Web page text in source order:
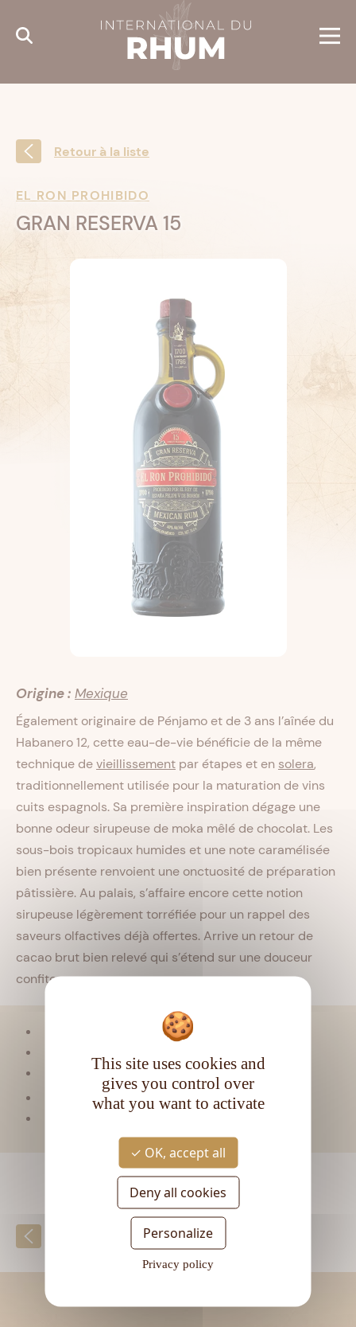
Retour à la liste
EL RON PROHIBIDO
GRAN RESERVA 15
Origine : Mexique
Également originaire de Pénjamo et de 3 ans l’aînée du
Habanero 12, cette eau-de-vie bénéficie de la même
technique devieillissement par étapes et en solera,
traditionnellement utilisée pour la maturation de vins
cuits espagnols. Sa première inspiration dégage une
bonne odeur sirupeuse de moka mêlé de chocolat. Les
sous-bois tropicaux humides et une note caramélisée
bien présente renvoient une onctuosité de préparation
pâtissière. Au palais, s’affaire encore cette notion
sirupeuse légèrement torréfiée pour un rappel des
saveurs olfactives déjà offertes. Arrive un retour de
cacao brut bien relevé qui s’étend sur une douceur
confite.
Tropical
Type de rhum :Vieux
Contenance :70
Retour à la liste
Cookies management panel
This site uses cookies and
gives you control over
what you want to activate
OK, accept all
Deny all cookies
Personalize
Privacy policy